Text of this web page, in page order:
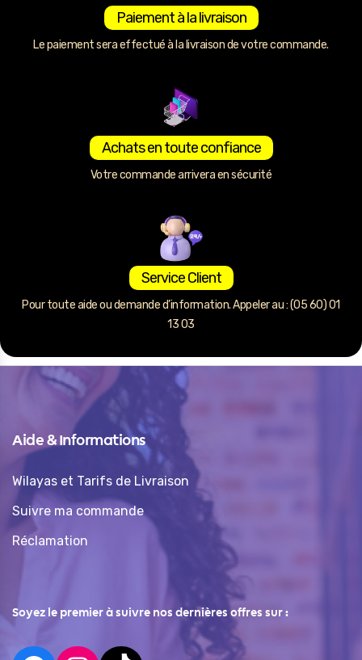
Paiement à la livraison
Le paiement sera effectué à la livraison de votre commande.
Achats en toute confiance
Votre commande arrivera en sécurité
Service Client
Pour toute aide ou demande d’information. Appeler au : (05 60) 01
13 03
Aide & Informations
Wilayas et Tarifs de Livraison
Suivre ma commande
Réclamation
Soyez le premier à suivre nos dernières offres sur :